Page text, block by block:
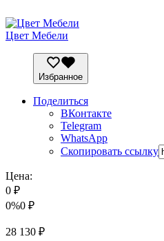
Цвет Мебели
Избранное
Поделиться
ВКонтакте
Telegram
WhatsApp
Скопировать ссылку
Цена:
0 ₽
0%0 ₽
28 130 ₽